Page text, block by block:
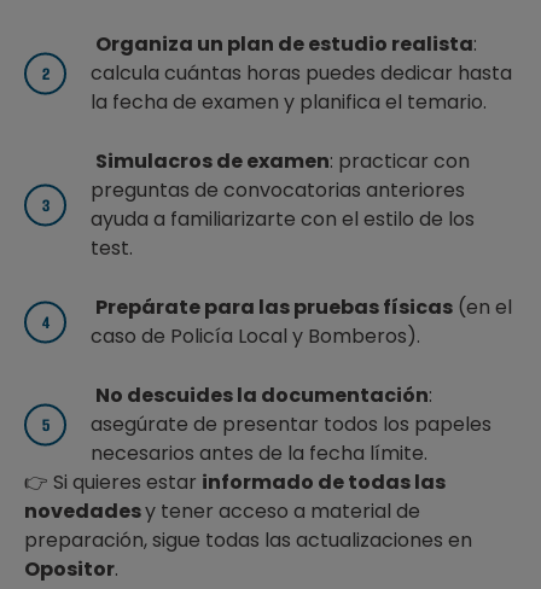
Organiza un plan de estudio realista:
calcula cuántas horas puedes dedicar hasta
la fecha de examen y planifica el temario.
Simulacros de examen: practicar con
preguntas de convocatorias anteriores
ayuda a familiarizarte con el estilo de los
test.
Prepárate para las pruebas físicas (en el
caso de Policía Local y Bomberos).
No descuides la documentación:
asegúrate de presentar todos los papeles
necesarios antes de la fecha límite.
👉 Si quieres estar informado de todas las
novedadesy tener acceso a material de
preparación, sigue todas las actualizaciones en
Opositor.